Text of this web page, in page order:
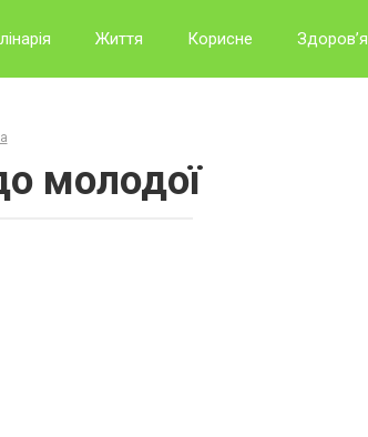
Життя Корисне Здоров’я
молодої